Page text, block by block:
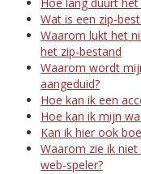
Wat is een zip-
Waarom lukt het
het zip-bestand
Waarom wordt
aangeduid?
Hoe kan ik een
Hoe kan ik mijn
Kan ik hier ook
Waarom zie ik
web-speler?